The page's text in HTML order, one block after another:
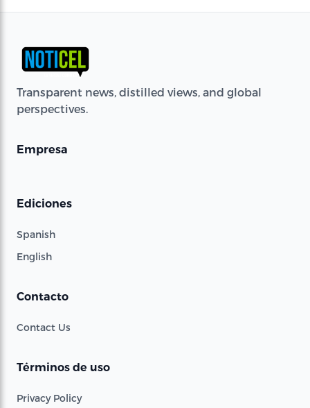
Transparent news, distilled views, and global
perspectives.
Empresa
Ediciones
Spanish
English
Contacto
Contact Us
Términos de uso
Privacy Policy